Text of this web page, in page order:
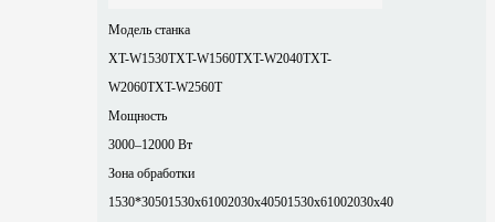
Модель станка
XT-W1530TXT-W1560TXT-W2040TXT-
W2060TXT-W2560T
Мощность
3000–12000 Вт
Зона обработки
1530*30501530x61002030x40501530x61002030x40